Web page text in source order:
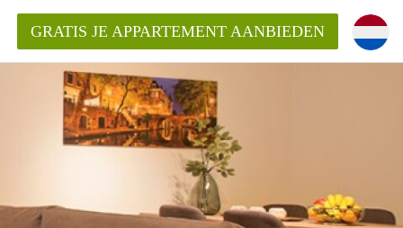
GRATIS JE APPARTEMENT AANBIEDEN